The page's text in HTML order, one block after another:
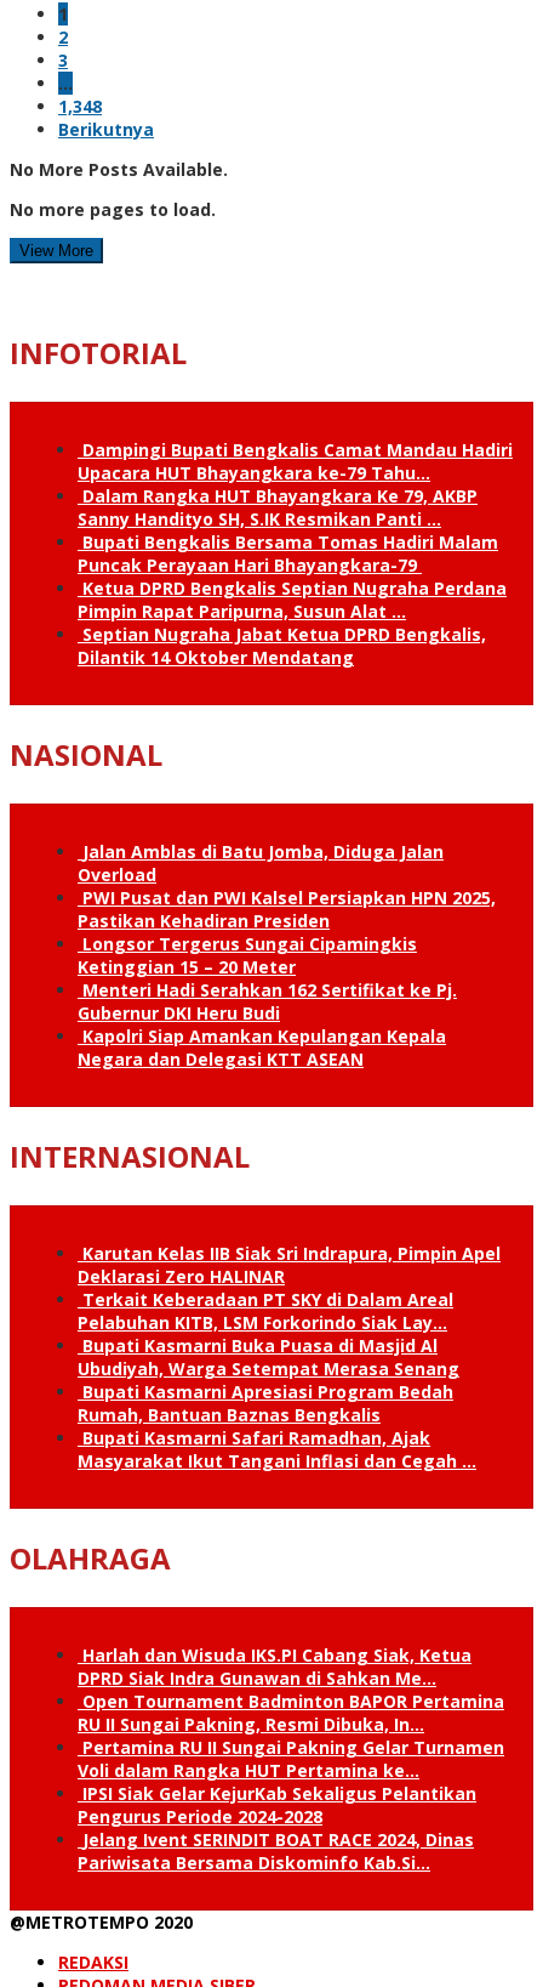
1
2
3
…
1,348
Berikutnya
No More Posts Available.
No more pages to load.
View More
INFOTORIAL
Dampingi Bupati Bengkalis Camat Mandau Hadiri
Upacara HUT Bhayangkara ke-79 Tahu…
Dalam Rangka HUT Bhayangkara Ke 79, AKBP
Sanny Handityo SH, S.IK Resmikan Panti …
Bupati Bengkalis Bersama Tomas Hadiri Malam
Puncak Perayaan Hari Bhayangkara-79
Ketua DPRD Bengkalis Septian Nugraha Perdana
Pimpin Rapat Paripurna, Susun Alat …
Septian Nugraha Jabat Ketua DPRD Bengkalis,
Dilantik 14 Oktober Mendatang
NASIONAL
Jalan Amblas di Batu Jomba, Diduga Jalan
Overload
PWI Pusat dan PWI Kalsel Persiapkan HPN 2025,
Pastikan Kehadiran Presiden
Longsor Tergerus Sungai Cipamingkis
Ketinggian 15 – 20 Meter
Menteri Hadi Serahkan 162 Sertifikat ke Pj.
Gubernur DKI Heru Budi
Kapolri Siap Amankan Kepulangan Kepala
Negara dan Delegasi KTT ASEAN
INTERNASIONAL
Karutan Kelas IIB Siak Sri Indrapura, Pimpin Apel
Deklarasi Zero HALINAR
Terkait Keberadaan PT SKY di Dalam Areal
Pelabuhan KITB, LSM Forkorindo Siak Lay…
Bupati Kasmarni Buka Puasa di Masjid Al
Ubudiyah, Warga Setempat Merasa Senang
Bupati Kasmarni Apresiasi Program Bedah
Rumah, Bantuan Baznas Bengkalis
Bupati Kasmarni Safari Ramadhan, Ajak
Masyarakat Ikut Tangani Inflasi dan Cegah …
OLAHRAGA
Harlah dan Wisuda IKS.PI Cabang Siak, Ketua
DPRD Siak Indra Gunawan di Sahkan Me…
Open Tournament Badminton BAPOR Pertamina
RU II Sungai Pakning, Resmi Dibuka, In…
Pertamina RU II Sungai Pakning Gelar Turnamen
Voli dalam Rangka HUT Pertamina ke…
IPSI Siak Gelar KejurKab Sekaligus Pelantikan
Pengurus Periode 2024-2028
Jelang Ivent SERINDIT BOAT RACE 2024, Dinas
Pariwisata Bersama Diskominfo Kab.Si…
@METROTEMPO 2020
REDAKSI